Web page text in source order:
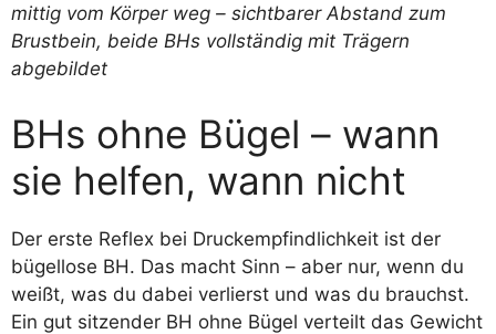
BHs ohne Bügel – wann
sie helfen, wann nicht
Der erste Reflex bei Druckempfindlichkeit ist der
bügellose BH. Das macht Sinn – aber nur, wenn du
weißt, was du dabei verlierst und was du brauchst.
Ein gut sitzender BH ohne Bügel verteilt das Gewicht